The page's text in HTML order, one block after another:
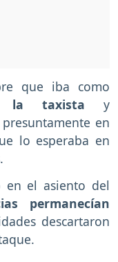
que iba como
la taxista y
en
lo esperaba en
en el asiento del
permanecían
descartaron